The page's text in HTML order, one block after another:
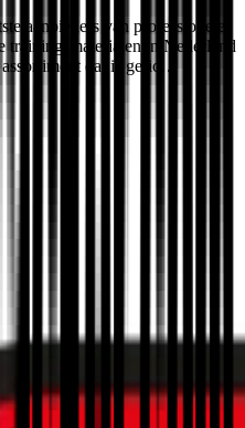
aanbieders van professionele
trainingsmaterialen in Nederland
dat is geric…